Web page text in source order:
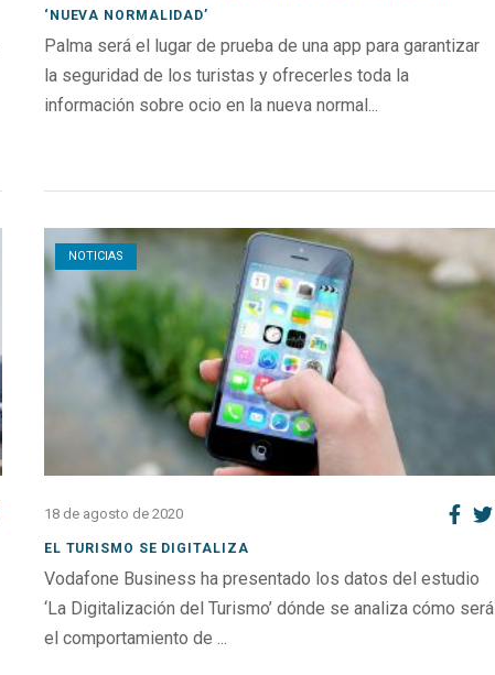
‘NUEVA NORMALIDAD’
Palma será el lugar de prueba de una app para garantizar
la seguridad de los turistas y ofrecerles toda la
información sobre ocio en la nueva normal...
NOTICIAS
Open post
18 de agosto de 2020
EL TURISMO SE DIGITALIZA
Vodafone Business ha presentado los datos del estudio
‘La Digitalización del Turismo’ dónde se analiza cómo será
el comportamiento de ...